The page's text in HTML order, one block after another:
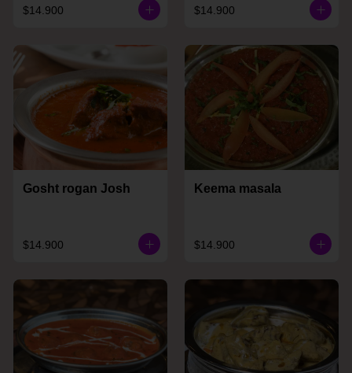
$14.900 $14.900
Gosht rogan Josh
$14.900
Keema masala
$14.900